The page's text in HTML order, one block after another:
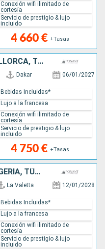
4 660 € +Tasas
Conexión wifi ilimitado de
cortesía
Servicio de prestigio & lujo
incluido
SENEGAL, CABO VERDE, MALLORCA, TENERIFE, LANZAROTE
Dakar 06/01/2027
4 750 € +Tasas
Bebidas Incluidas*
Lujo a la francesa
Conexión wifi ilimitado de
cortesía
Servicio de prestigio & lujo
incluido
ESPAÑA, ITALIA, MALTA, ALGERIA, TÚNEZ
La Valetta 12/01/2028
Bebidas Incluidas*
Lujo a la francesa
Conexión wifi ilimitado de
cortesía
Servicio de prestigio & lujo
incluido